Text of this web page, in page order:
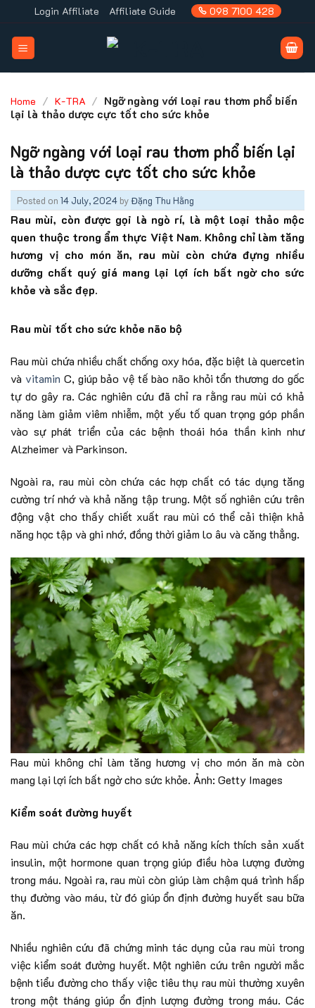
to
content
Login Affiliate Affiliate Guide 098 7100 428
Home / K-TRA / Ngỡ ngàng với loại rau thơm phổ biến
lại là thảo dược cực tốt cho sức khỏe
Ngỡ ngàng với loại rau thơm phổ biến lại
là thảo dược cực tốt cho sức khỏe
Posted on 14 July, 2024 byĐặng Thu Hằng
Rau mùi, còn được gọi là ngò rí, là một loại thảo mộc
quen thuộc trong ẩm thực Việt Nam. Không chỉ làm tăng
hương vị cho món ăn, rau mùi còn chứa đựng nhiều
dưỡng chất quý giá mang lại lợi ích bất ngờ cho sức
khỏe và sắc đẹp.
Rau mùi tốt cho sức khỏe não bộ
Rau mùi chứa nhiều chất chống oxy hóa, đặc biệt là quercetin
và vitamin C, giúp bảo vệ tế bào não khỏi tổn thương do gốc
tự do gây ra. Các nghiên cứu đã chỉ ra rằng rau mùi có khả
năng làm giảm viêm nhiễm, một yếu tố quan trọng góp phần
vào sự phát triển của các bệnh thoái hóa thần kinh như
Alzheimer và Parkinson.
Ngoài ra, rau mùi còn chứa các hợp chất có tác dụng tăng
cường trí nhớ và khả năng tập trung. Một số nghiên cứu trên
động vật cho thấy chiết xuất rau mùi có thể cải thiện khả
năng học tập và ghi nhớ, đồng thời giảm lo âu và căng thẳng.
Rau mùi không chỉ làm tăng hương vị cho món ăn mà còn
mang lại lợi ích bất ngờ cho sức khỏe. Ảnh: Getty Images
Kiểm soát đường huyết
Rau mùi chứa các hợp chất có khả năng kích thích sản xuất
insulin, một hormone quan trọng giúp điều hòa lượng đường
trong máu. Ngoài ra, rau mùi còn giúp làm chậm quá trình hấp
thụ đường vào máu, từ đó giúp ổn định đường huyết sau bữa
ăn.
Nhiều nghiên cứu đã chứng minh tác dụng của rau mùi trong
việc kiểm soát đường huyết. Một nghiên cứu trên người mắc
bệnh tiểu đường cho thấy việc tiêu thụ rau mùi thường xuyên
trong một tháng giúp ổn định lượng đường trong máu. Các